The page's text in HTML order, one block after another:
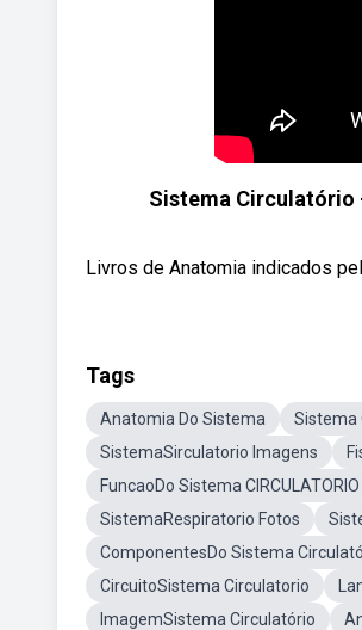
Sistema Circulatório
Livros de Anatomia indicados
Tags
Anatomia Do Sistema Sistema
SistemaSirculatorio Imagens
FuncaoDo Sistema CIRCULATORIO
SistemaRespiratorio Fotos
ComponentesDo Sistema
CircuitoSistema Circulatorio
ImagemSistema Circulatório